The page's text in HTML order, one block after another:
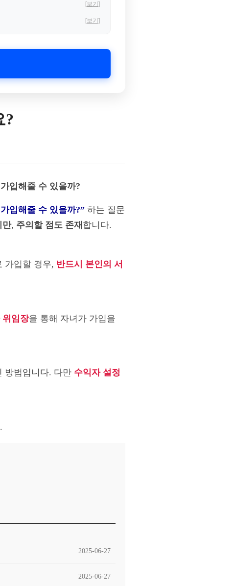
[보기]
[보기]
?
입해줄 수 있을까?
입해줄 수 있을까?” 하는 질문
만, 주의할 점도 존재 합니다.
가입할 경우, 반드시 본인의 서
위임장을 통해 자녀가 가입을
방법입니다. 다만 수익자 설정
2025-06-27
2025-06-27